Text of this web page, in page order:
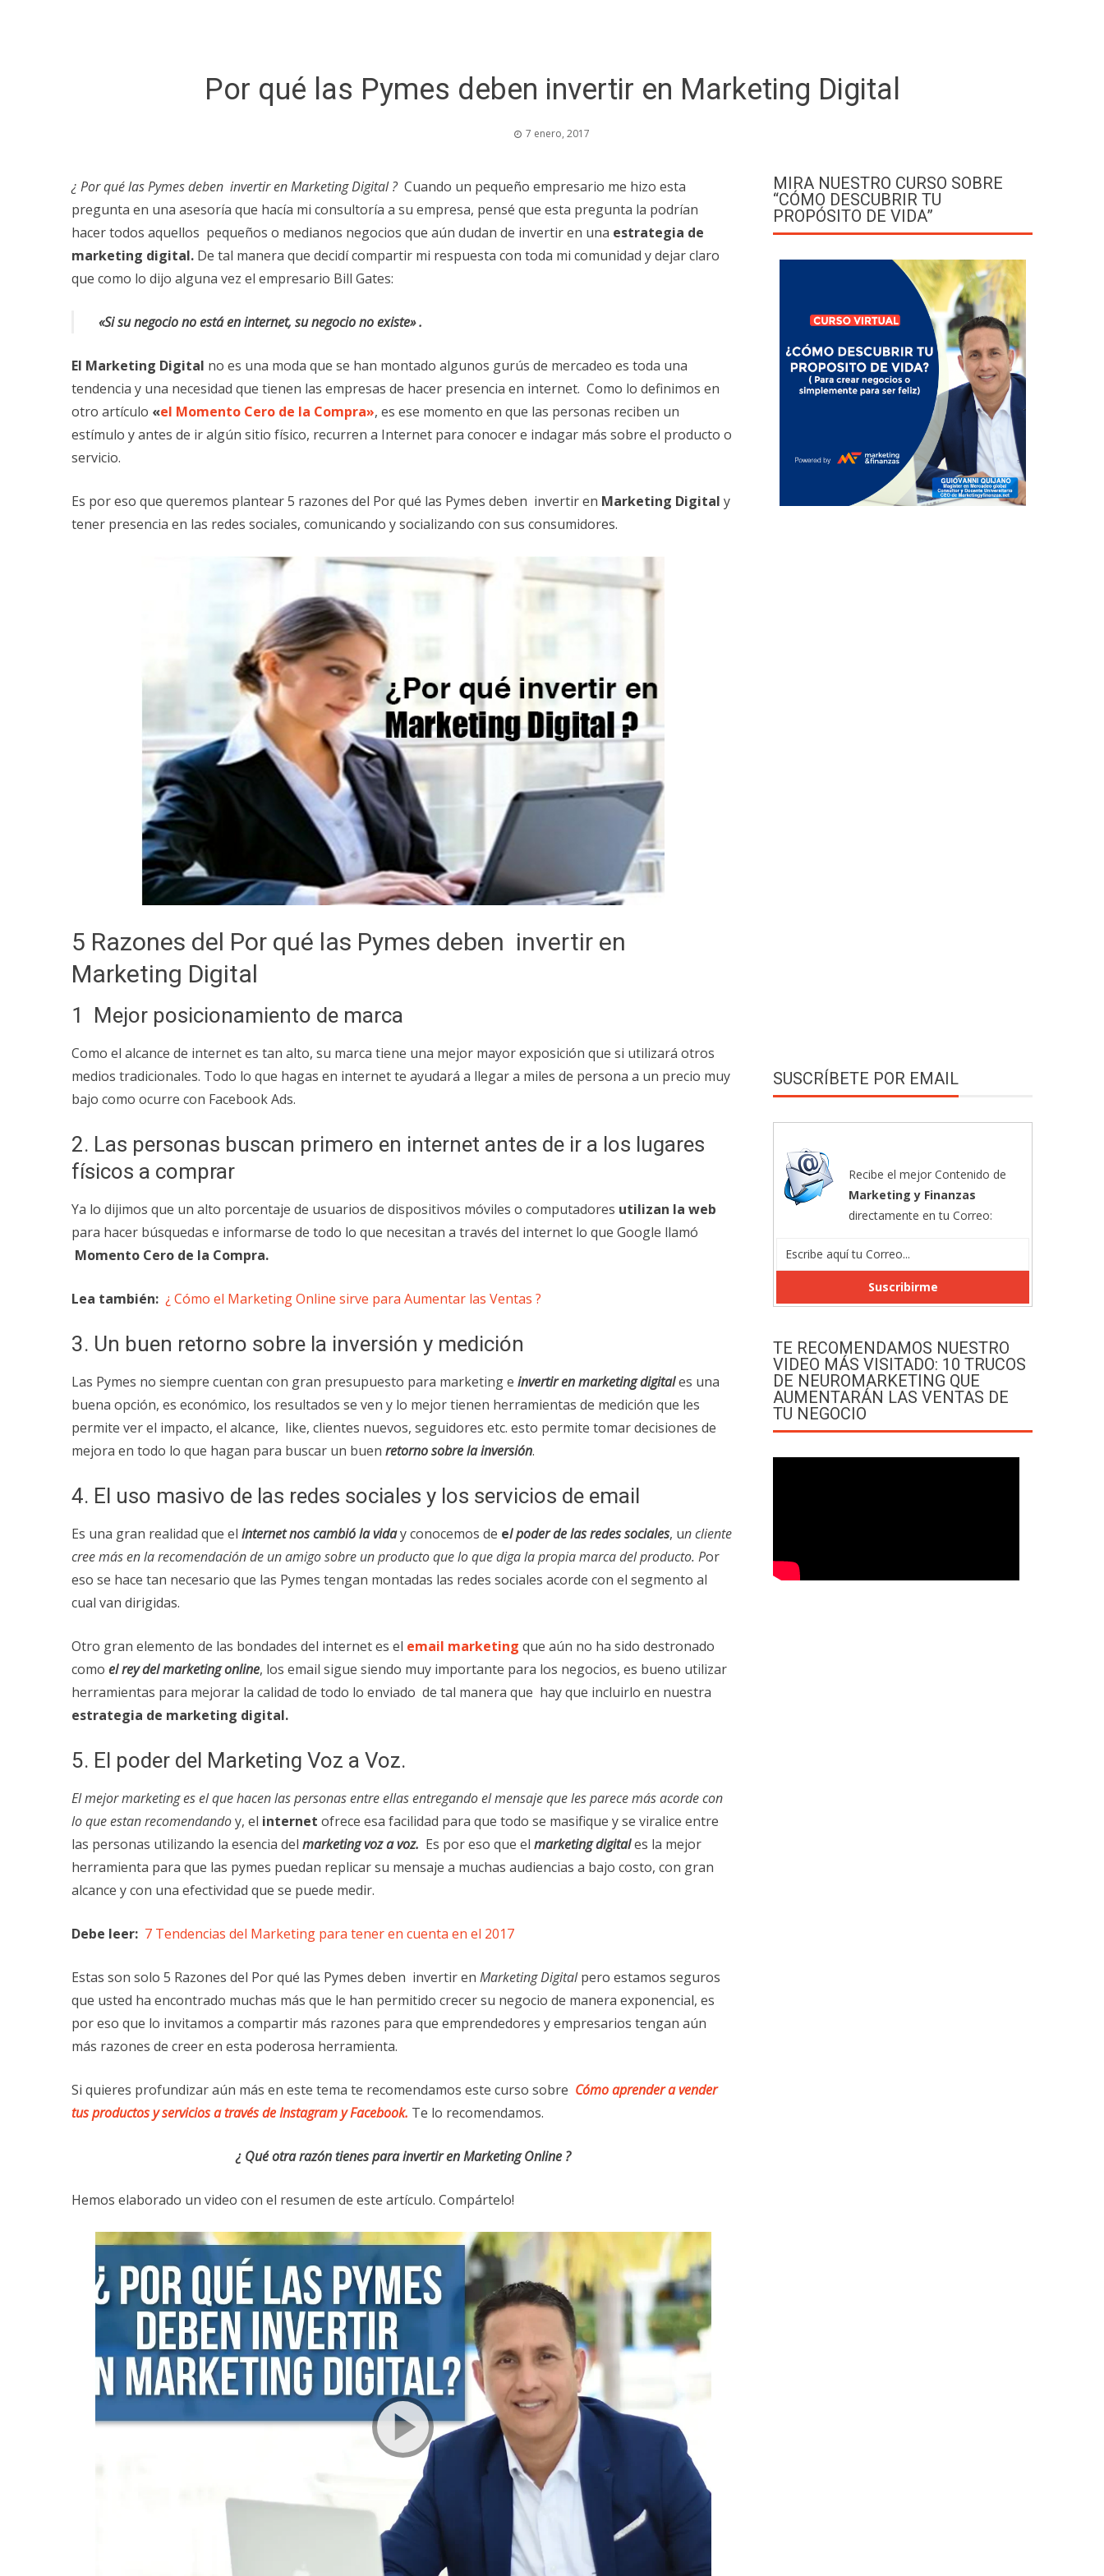
Por qué las Pymes deben invertir en Marketing Digital
7 enero, 2017
¿ Por qué las Pymes deben invertir en Marketing Digital ?Cuando un pequeño empresario me hizo esta
pregunta en una asesoría que hacía mi consultoría a su empresa, pensé que esta pregunta la podrían
hacer todos aquellos pequeños o medianos negocios que aún dudan de invertir en una estrategia de
marketing digital. De tal manera que decidí compartir mi respuesta con toda mi comunidad y dejar claro
que como lo dijo alguna vez el empresario Bill Gates:
«Si su negocio no está en internet, su negocio no existe» .
El Marketing Digital no es una moda que se han montado algunos gurús de mercadeo es toda una
tendencia y una necesidad que tienen las empresas de hacer presencia en internet. Como lo definimos en
otro artículo «el Momento Cero de la Compra», es ese momento en que las personas reciben un
estímulo y antes de ir algún sitio físico, recurren a Internet para conocer e indagar más sobre el producto o
servicio.
Es por eso que queremos plantear 5 razones del Por qué las Pymes deben invertir en Marketing Digital y
tener presencia en las redes sociales, comunicando y socializando con sus consumidores.
5 Razones del Por qué las Pymes deben invertir en
Marketing Digital
1 Mejor posicionamiento de marca
Como el alcance de internet es tan alto, su marca tiene una mejor mayor exposición que si utilizará otros
medios tradicionales. Todo lo que hagas en internet te ayudará a llegar a miles de persona a un precio muy
bajo como ocurre con Facebook Ads.
2. Las personas buscan primero en internet antes de ir a los lugares
físicos a comprar
Ya lo dijimos que un alto porcentaje de usuarios de dispositivos móviles o computadores utilizan la web
para hacer búsquedas e informarse de todo lo que necesitan a través del internet lo que Google llamó
Momento Cero de la Compra.
Lea también: ¿ Cómo el Marketing Online sirve para Aumentar las Ventas ?
3. Un buen retorno sobre la inversión y medición
Las Pymes no siempre cuentan con gran presupuesto para marketing e invertir en marketing digitales una
buena opción, es económico, los resultados se ven y lo mejor tienen herramientas de medición que les
permite ver el impacto, el alcance, like, clientes nuevos, seguidores etc. esto permite tomar decisiones de
mejora en todo lo que hagan para buscar un buen retorno sobre la inversión.
4. El uso masivo de las redes sociales y los servicios de email
Es una gran realidad que el internet nos cambió la viday conocemos de el poder de las redes sociales, un cliente
cree más en la recomendación de un amigo sobre un producto que lo que diga la propia marca del producto. Por
eso se hace tan necesario que las Pymes tengan montadas las redes sociales acorde con el segmento al
cual van dirigidas.
Otro gran elemento de las bondades del internet es el email marketing que aún no ha sido destronado
como el rey del marketing online, los email sigue siendo muy importante para los negocios, es bueno utilizar
herramientas para mejorar la calidad de todo lo enviado de tal manera que hay que incluirlo en nuestra
estrategia de marketing digital.
5. El poder del Marketing Voz a Voz.
El mejor marketing es el que hacen las personas entre ellas entregando el mensaje que les parece más acorde con
lo que estan recomendandoy, el internet ofrece esa facilidad para que todo se masifique y se viralice entre
las personas utilizando la esencia del marketing voz a voz. Es por eso que el marketing digitales la mejor
herramienta para que las pymes puedan replicar su mensaje a muchas audiencias a bajo costo, con gran
alcance y con una efectividad que se puede medir.
Debe leer: 7 Tendencias del Marketing para tener en cuenta en el 2017
Estas son solo 5 Razones del Por qué las Pymes deben invertir en Marketing Digitalpero estamos seguros
que usted ha encontrado muchas más que le han permitido crecer su negocio de manera exponencial, es
por eso que lo invitamos a compartir más razones para que emprendedores y empresarios tengan aún
más razones de creer en esta poderosa herramienta.
Si quieres profundizar aún más en este tema te recomendamos este curso sobre Cómo aprender a vender
tus productos y servicios a través deInstagramyFacebook. Te lo recomendamos.
¿ Qué otra razón tienes para invertir en Marketing Online ?
Hemos elaborado un video con el resumen de este artículo. Compártelo!
MIRA NUESTRO CURSO SOBRE
“CÓMO DESCUBRIR TU
PROPÓSITO DE VIDA”
SUSCRÍBETE POR EMAIL
Recibe el mejor Contenido de
Marketing y Finanzas
directamente en tu Correo:
TE RECOMENDAMOS NUESTRO
VIDEO MÁS VISITADO: 10 TRUCOS
DE NEUROMARKETING QUE
AUMENTARÁN LAS VENTAS DE
TU NEGOCIO